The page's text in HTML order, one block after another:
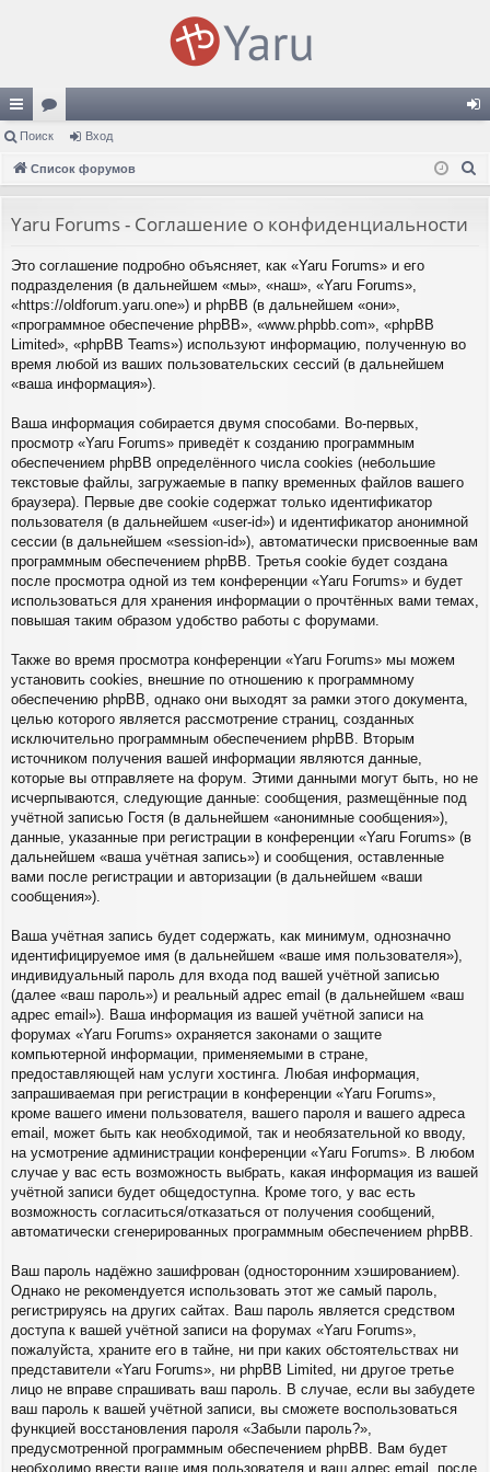
с
ы
и
ор
ум д
Поиск Вход
Список форумов
Yaru Forums - Соглашение о конфиденциальности
Это соглашение подробно объясняет, как «Yaru Forums» и его
подразделения (в дальнейшем «мы», «наш», «Yaru Forums»,
«https://oldforum.yaru.one») и phpBB (в дальнейшем «они»,
«программное обеспечение phpBB», «www.phpbb.com», «phpBB
Limited», «phpBB Teams») используют информацию, полученную во
время любой из ваших пользовательских сессий (в дальнейшем
«ваша информация»).
Ваша информация собирается двумя способами. Во-первых,
просмотр «Yaru Forums» приведёт к созданию программным
обеспечением phpBB определённого числа cookies (небольшие
текстовые файлы, загружаемые в папку временных файлов вашего
браузера). Первые две cookie содержат только идентификатор
пользователя (в дальнейшем «user-id») и идентификатор анонимной
сессии (в дальнейшем «session-id»), автоматически присвоенные вам
программным обеспечением phpBB. Третья cookie будет создана
после просмотра одной из тем конференции «Yaru Forums» и будет
использоваться для хранения информации о прочтённых вами темах,
повышая таким образом удобство работы с форумами.
Также во время просмотра конференции «Yaru Forums» мы можем
установить cookies, внешние по отношению к программному
обеспечению phpBB, однако они выходят за рамки этого документа,
целью которого является рассмотрение страниц, созданных
исключительно программным обеспечением phpBB. Вторым
источником получения вашей информации являются данные,
которые вы отправляете на форум. Этими данными могут быть, но не
исчерпываются, следующие данные: сообщения, размещённые под
учётной записью Гостя (в дальнейшем «анонимные сообщения»),
данные, указанные при регистрации в конференции «Yaru Forums» (в
дальнейшем «ваша учётная запись») и сообщения, оставленные
вами после регистрации и авторизации (в дальнейшем «ваши
сообщения»).
Ваша учётная запись будет содержать, как минимум, однозначно
идентифицируемое имя (в дальнейшем «ваше имя пользователя»),
индивидуальный пароль для входа под вашей учётной записью
(далее «ваш пароль») и реальный адрес email (в дальнейшем «ваш
адрес email»). Ваша информация из вашей учётной записи на
форумах «Yaru Forums» охраняется законами о защите
компьютерной информации, применяемыми в стране,
предоставляющей нам услуги хостинга. Любая информация,
запрашиваемая при регистрации в конференции «Yaru Forums»,
кроме вашего имени пользователя, вашего пароля и вашего адреса
email, может быть как необходимой, так и необязательной ко вводу,
на усмотрение администрации конференции «Yaru Forums». В любом
случае у вас есть возможность выбрать, какая информация из вашей
учётной записи будет общедоступна. Кроме того, у вас есть
возможность согласиться/отказаться от получения сообщений,
автоматически сгенерированных программным обеспечением phpBB.
Ваш пароль надёжно зашифрован (односторонним хэшированием).
Однако не рекомендуется использовать этот же самый пароль,
регистрируясь на других сайтах. Ваш пароль является средством
доступа к вашей учётной записи на форумах «Yaru Forums»,
пожалуйста, храните его в тайне, ни при каких обстоятельствах ни
представители «Yaru Forums», ни phpBB Limited, ни другое третье
лицо не вправе спрашивать ваш пароль. В случае, если вы забудете
ваш пароль к вашей учётной записи, вы сможете воспользоваться
функцией восстановления пароля «Забыли пароль?»,
предусмотренной программным обеспечением phpBB. Вам будет
необходимо ввести ваше имя пользователя и ваш адрес email, после